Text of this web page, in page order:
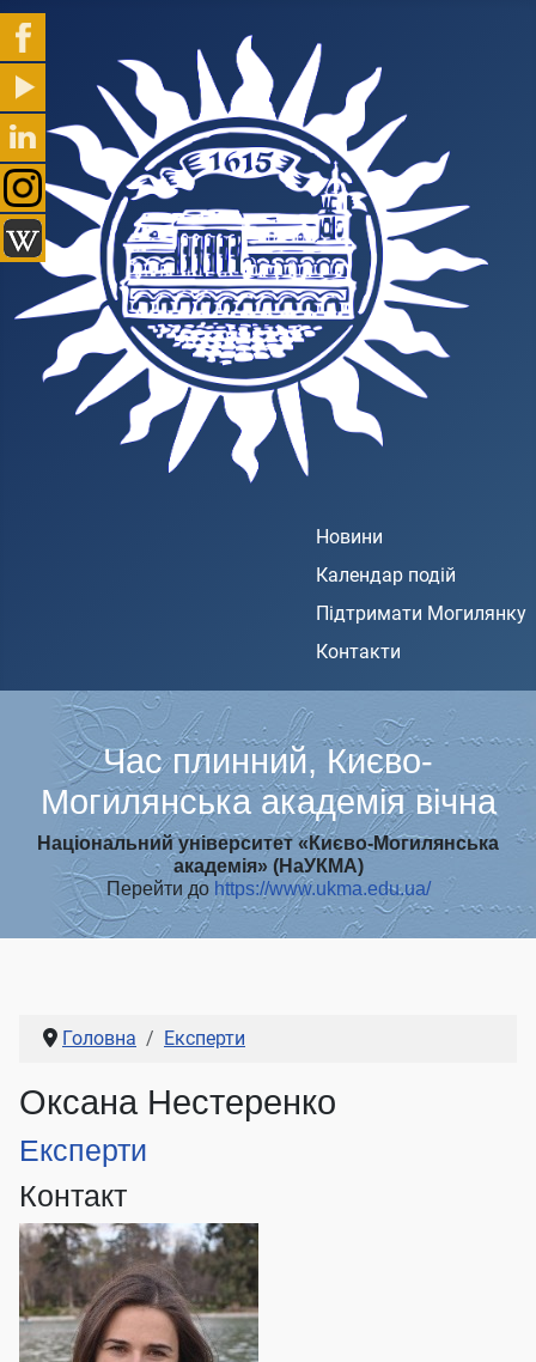
Новини
Календар подій
Підтримати Могилянку
Контакти
Час плинний, Києво-
Могилянська академія вічна
Національний університет «Києво-Могилянська
академія» (НаУКМА)
Перейти до https://www.ukma.edu.ua/
Головна Експерти
Оксана Нестеренко
Експерти
Контакт